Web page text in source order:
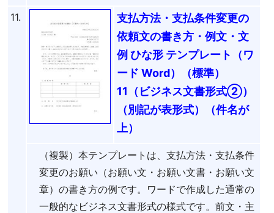
11.
支払方法・支払条件変更の
依頼文の書き方・例文・文
例 ひな形 テンプレート（ワ
ード Word）（標準）
11（ビジネス文書形式②）
（別記が表形式）（件名が
上）
（複製）本テンプレートは、支払方法・支払条件
変更のお願い（お願い文・お願い文書・お願い文
章）の書き方の例です。ワードで作成した通常の
一般的なビジネス文書形式の様式です。前文・主